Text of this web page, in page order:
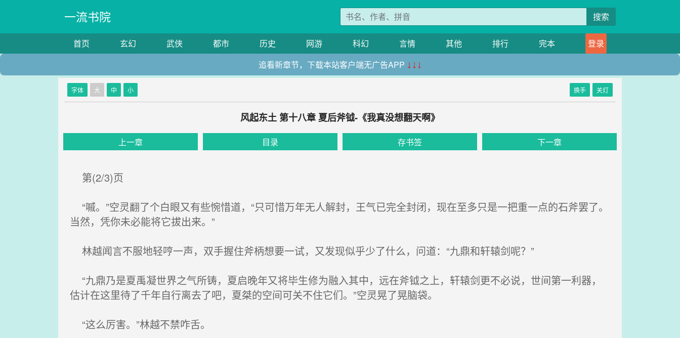
一流书院 搜索
首页 玄幻 武侠 都市 历史 网游 科幻 言情 其他 排行 完本
登录
追看新章节，下载本站客户端无广告APP ↓↓↓
字体 大 中 小 换手 关灯
风起东土 第十八章 夏后斧钺-《我真没想翻天啊》
上一章 目录 存书签 下一章
第(2/3)页
“嘁。”空灵翻了个白眼又有些惋惜道，“只可惜万年无人解封，王气已完全封闭，现在至多只是一把重一点的石斧罢了。
当然，凭你未必能将它拔出来。”
林越闻言不服地轻哼一声，双手握住斧柄想要一试，又发现似乎少了什么，问道：“九鼎和轩辕剑呢？”
“九鼎乃是夏禹凝世界之气所铸，夏启晚年又将毕生修为融入其中，远在斧钺之上，轩辕剑更不必说，世间第一利器，
估计在这里待了千年自行离去了吧，夏桀的空间可关不住它们。”空灵晃了晃脑袋。
“这么厉害。”林越不禁咋舌。